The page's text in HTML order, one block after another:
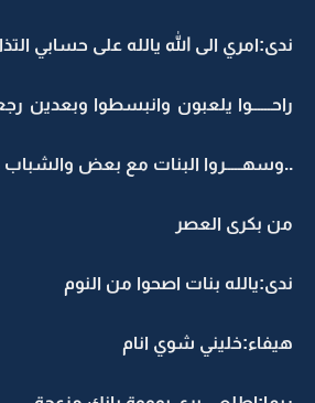
ندى:امري الى الله يالله على حسابي
راحــــــوا يلعبون وانبسطوا وبعدين
..وسهـــــروا البنات مع بعض
من بكرى العصر
ندى:يالله بنات اصحوا من النوم
هيفاء:خليني شوي انام